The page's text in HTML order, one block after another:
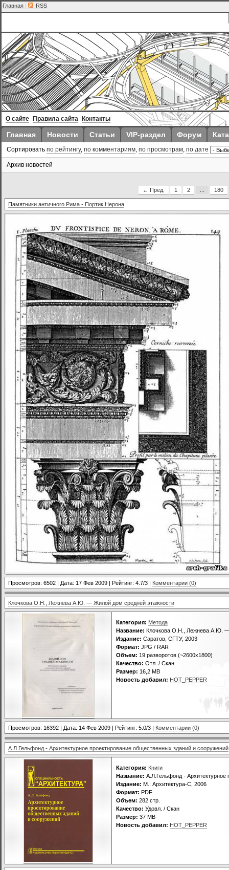
Главная | RSS
О сайте Правила сайта Контакты
Главная Новости Статьи VIP-раздел Форум
Сортировать по рейтингу, по комментариям, по просмотрам, по дате
Архив новостей
← Пред. 1 2 180
Памятники античного Рима - Портик Нерона
Просмотров: 6502 | Дата: 17 Фев 2009 | Рейтинг: 4.7/3 | Комментарии (0)
Клочкова О.Н., Лежнева А.Ю. — Жилой дом средней этажности
Категория: Метода
Название: Клочкова О.Н., Лежнева А.Ю.
Издание: Саратов, СГТУ, 2003
Формат: JPG / RAR
Объем: 19 разворотов (~2600х1800)
Качество: Отл. / Скан.
Размер: 16,2 MB
Новость добавил: HOT_PEPPER
Просмотров: 16392 | Дата: 14 Фев 2009 | Рейтинг: 5.0/3 | Комментарии (0)
А.Л.Гельфонд - Архитектурное проектирование общественных зданий и сооружений
Категория: Книги
Название: А.Л.Гельфонд - Архитектурное
Издание: М.: Архитектура-С, 2006
Формат: PDF
Объем: 282 стр.
Качество: Удовл. / Скан
Размер: 37 MB
Новость добавил: HOT_PEPPER